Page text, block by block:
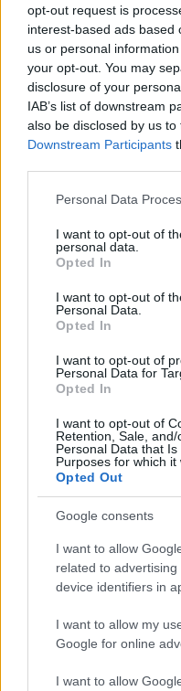
opt-out request is
interest-based ads based
us or personal
your opt-out. You may
disclosure of your
IAB’s list of downstream
also be disclosed by us
Downstream Participants
Please note that this
not limited to your visit or
grant or deny consent to
use your data for below
consent section.
Personal Data
I want to opt-out of
personal data.
Opted In
I want to opt-out of
Personal Data.
Opted In
I want to opt-out of
Personal Data for
Opted In
I want to opt-out of
Retention, Sale,
Personal Data that
Purposes for which it
Opted Out
Google consents
I want to allow
related to
device identifiers in
I want to allow my
Google for online
I want to allow
AUTORE
Staff
Continua a
LIFESTYLE